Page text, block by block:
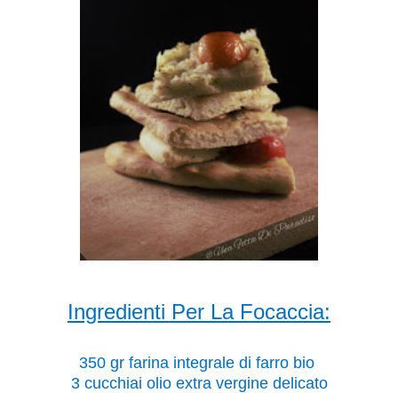
Ingredienti Per La Focaccia:
350 gr farina integrale di farro bio
3 cucchiai olio extra vergine delicato